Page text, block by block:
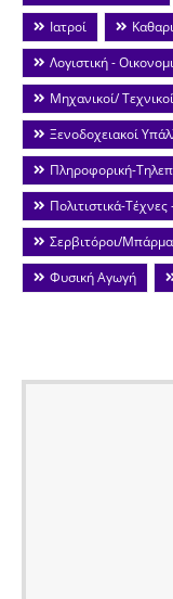
Ιατροί
Λογιστική -
Μηχανικοί/ Τεχνικοί
Ξενοδοχειακοί
Πληροφορική-
Πολιτιστικά-Τέχνες
Σερβιτόροι/
Φυσική Αγωγή